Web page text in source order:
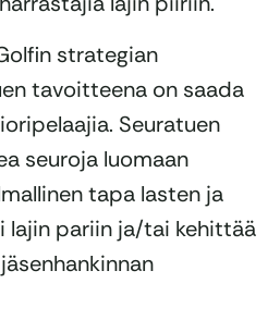
strategian
tavoitteena on saada
Seuratuen
seuroja luomaan
tapa lasten ja
lajin pariin ja/tai kehittää